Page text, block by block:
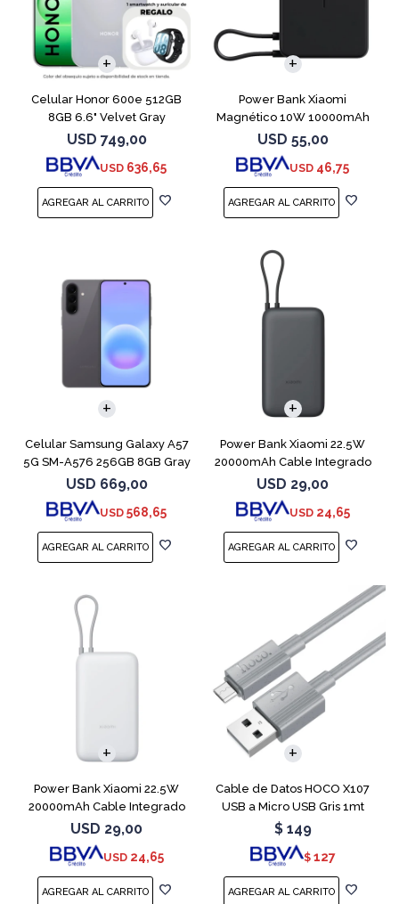
Celular Honor 600e 512GB
8GB 6.6" Velvet Gray
USD 749,00
USD 636,65
COMPARAR
Power Bank Xiaomi
Magnético 10W 10000mAh
Gray con Soporte
USD 55,00
USD 46,75
Celular Samsung Galaxy A57
5G SM-A576 256GB 8GB Gray
USD 669,00
USD 568,65
COMPARAR
Power Bank Xiaomi 22.5W
20000mAh Cable Integrado
Dark Gray
USD 29,00
USD 24,65
Power Bank Xiaomi 22.5W
20000mAh Cable Integrado
Light Gray
USD 29,00
USD 24,65
Cable de Datos HOCO X107
USB a Micro USB Gris 1mt
$ 149
$ 127